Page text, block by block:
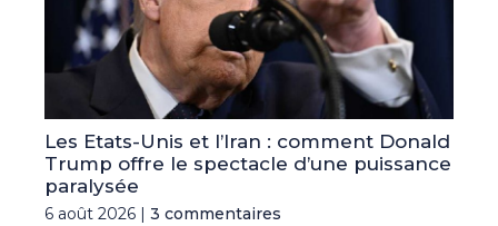
Les Etats-Unis et l’Iran : comment Donald
Trump offre le spectacle d’une puissance
paralysée
6 août 2026 | 3 commentaires